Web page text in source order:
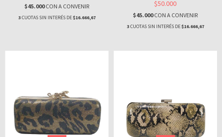
$45.000CON A CONVENIR
3CUOTAS SIN INTERÉS DE$16.666,67
$50.000
$45.000CON A CONVENIR
3CUOTAS SIN INTERÉS DE$16.666,67